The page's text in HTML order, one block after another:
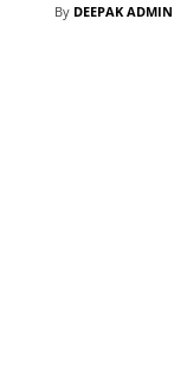
By DEEPAK ADMIN